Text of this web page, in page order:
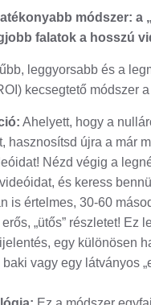
módszer: a
falatok a hosszú
leggyorsabb és a
kecsegtető módszer
Ahelyett, hogy a
hasznosítsd újra a már
Nézd végig a
és keress
is értelmes, 30-60
„ütős” részletet! Ez
egy különösen
vagy egy látványos